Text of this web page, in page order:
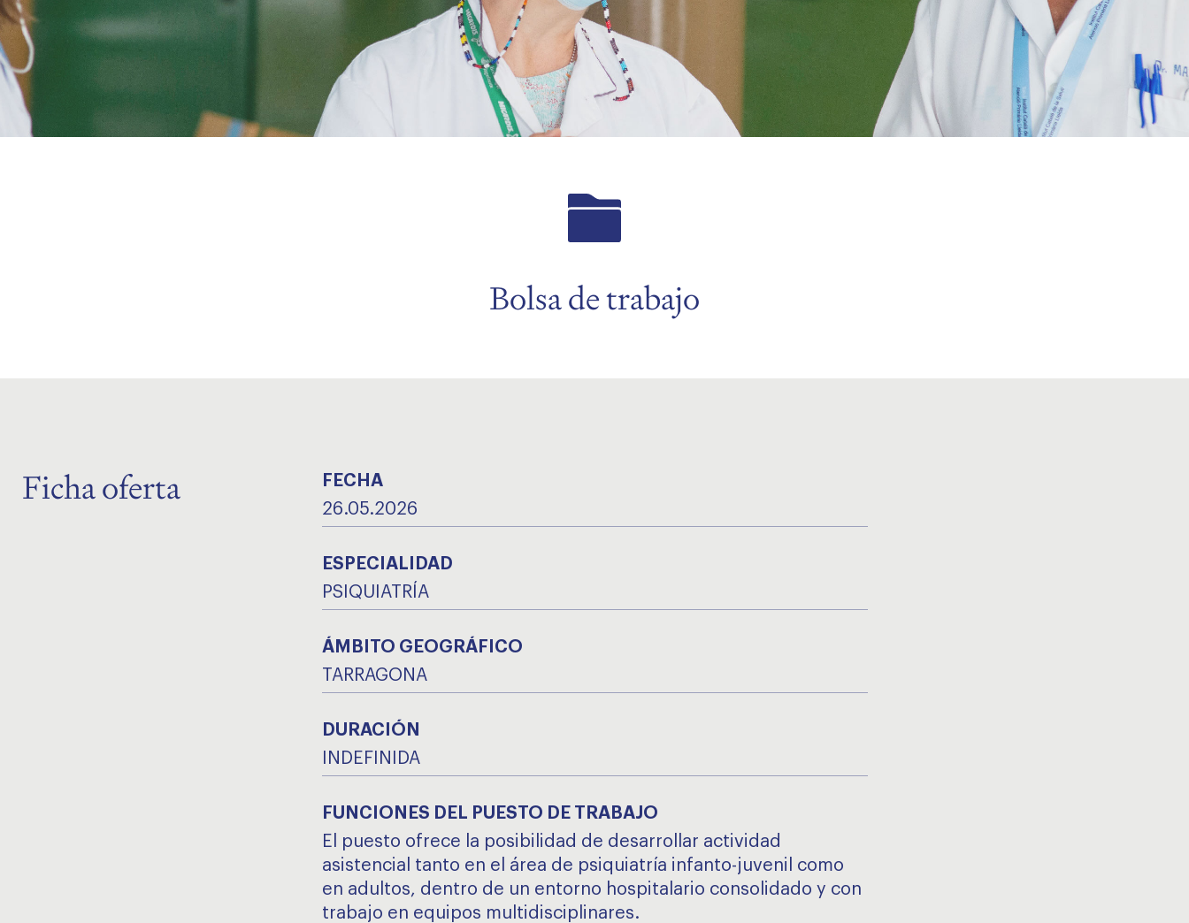
Bolsa de trabajo
Ficha oferta
FECHA
26.05.2026
ESPECIALIDAD
PSIQUIATRÍA
ÁMBITO GEOGRÁFICO
TARRAGONA
DURACIÓN
INDEFINIDA
FUNCIONES DEL PUESTO DE TRABAJO
El puesto ofrece la posibilidad de desarrollar actividad
asistencial tanto en el área de psiquiatría infanto-juvenil como
en adultos, dentro de un entorno hospitalario consolidado y con
trabajo en equipos multidisciplinares.